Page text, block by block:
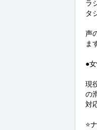
ラ
タ
声
ま
●
現
の
対
⭐️